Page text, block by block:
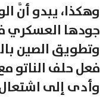
وهكذا، يبدو أنَّ
جودها العسكري
وتطويق الصين
فعل حلف الناتو
وأدى إلى اشتعال